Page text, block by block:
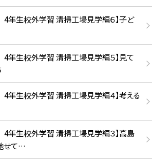
年生校外学習 清掃工場見学編６】子ど
年生校外学習 清掃工場見学編５】見て
年生校外学習 清掃工場見学編４】考える
年生校外学習 清掃工場見学編３】高島
せて…